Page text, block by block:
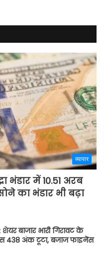
व्यापार
भंडार में 10.51 अरब
का भंडार भी बढ़ा
बाजार भारी गिरावट के
438 अंक टूटा, बजाज फाइनेंस